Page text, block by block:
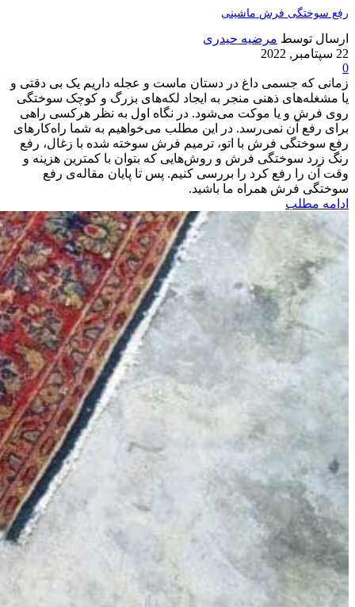
رفع سوختگی فرش ماشینی
ارسال توسط مرضیه حیدری
22 سپتامبر, 2022
0
زمانی که جسمی داغ در دستان ماست و عجله داریم یک بی دقتی و
یا مشغله‌های ذهنی منجر به ایجاد لکه‌های بزرگ و کوچک سوختگی
روی فرش و یا موکت می‌شود. در نگاه اول به نظر هرکسی راهی
برای رفع آن نمی‌رسد. در این مطلب می‌خواهیم به شما راه‌کارهای
رفع سوختگی فرش با اتو، ترمیم فرش سوخته شده با زغال، رفع
رنگ زرد سوختگی فرش و روش‌هایی که بتوان با کمترین هزینه و
وقت آن را رفع کرد را بررسی کنیم. پس تا پایان مقاله‌ی رفع
سوختگی فرش همراه ما باشید.
ادامه مطلب